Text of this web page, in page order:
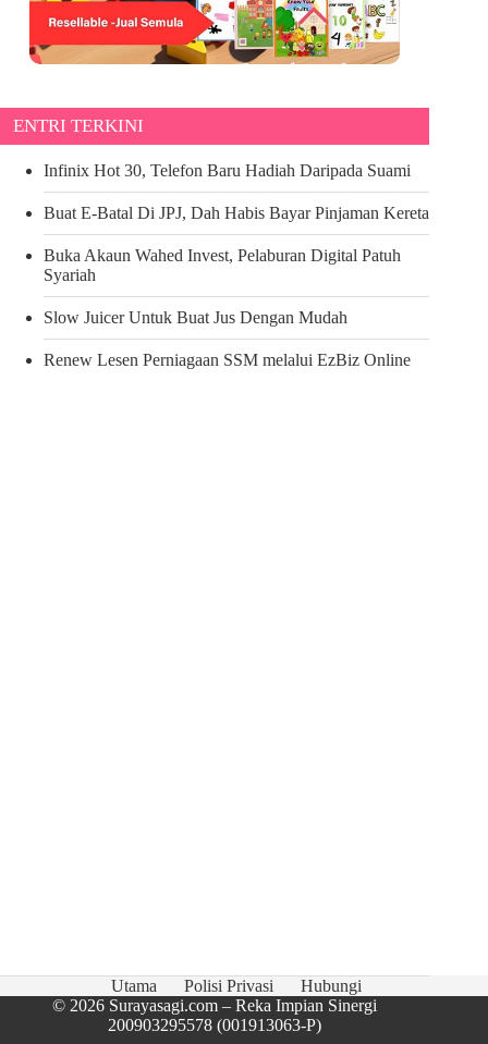
ENTRI TERKINI
Infinix Hot 30, Telefon Baru Hadiah Daripada Suami
Buat E-Batal Di JPJ, Dah Habis Bayar Pinjaman Kereta
Buka Akaun Wahed Invest, Pelaburan Digital Patuh
Syariah
Slow Juicer Untuk Buat Jus Dengan Mudah
Renew Lesen Perniagaan SSM melalui EzBiz Online
Utama Polisi Privasi
Hubungi
© 2026 Surayasagi.com –Reka Impian Sinergi
200903295578 (001913063-P)